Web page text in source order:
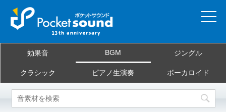
当サイトについて
ご利用規約
効果音 BGM ジングル
クラシック ピアノ生演奏 ボーカロイド